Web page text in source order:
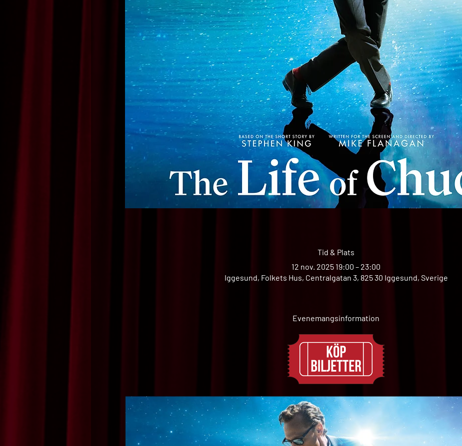
Tid & Plats
12 nov. 2025 19:00 – 23:00
Iggesund, Folkets Hus, Centralgatan 3, 825 30 Iggesund, Sverige
Evenemangsinformation